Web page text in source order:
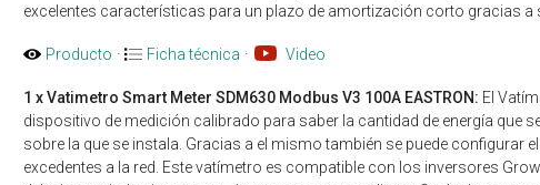
excelentes características para un plazo de amortización corto gracias a
Producto · Ficha técnica · Video
1 x Vatimetro Smart Meter SDM630 Modbus V3 100A EASTRON: El
dispositivo de medición calibrado para saber la cantidad de energía que
sobre la que se instala. Gracias a el mismo también se puede configurar
excedentes a la red. Este vatímetro es compatible con los inversores